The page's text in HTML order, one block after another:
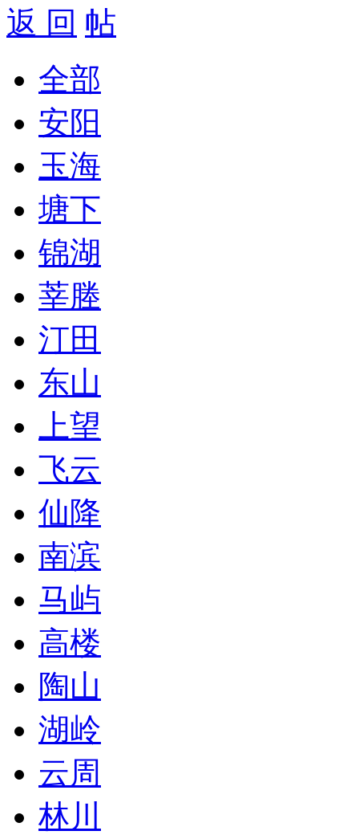
返 回
全部
安阳
玉海
塘下
锦湖
莘塍
汀田
东山
上望
飞云
仙降
南滨
马屿
高楼
陶山
湖岭
云周
林川